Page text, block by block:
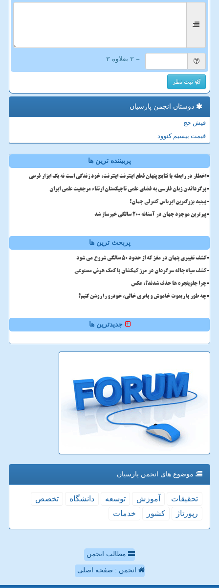
= ۳ بعلاوه ۳
ثبت نظر
دوستان انجمن پارسیان
فیش حج
قیمت بیسیم کنوود
پربیننده ترین ها
اخطار در رابطه با نتایج پنهان قطع اینترنت اینترنت، خود زندگی است نه یک ابزار فرعی
برگرداندن زبان فارسی به فضای علمی تاجیکستان ارتقاء مرجعیت علمی ایران
ببینید بزرگترین ایرباس کنترلی جهان!
پیرترین موجود جهان در آستانه ۲۰۰ سالگی خبرساز شد
پربحث ترین ها
کشف تغییری پنهان در مغز که از حدود 50 سالگی شروع می شود
کشف سیاه چاله سرگردان در مرز کهکشان با کمک هوش مصنوعی
چرا جلوپنجره ها حذف شدند؟، عکس
چه طور با ریموت خاموش و باتری خالی، خودرو را روشن کنیم؟
جدیدترین ها
موضوع های انجمن پارسیان
تحقیقات آموزش توسعه دانشگاه
تخصص
رپورتاژ
كشور خدمات
مطالب انجمن
انجمن : صفحه اصلی